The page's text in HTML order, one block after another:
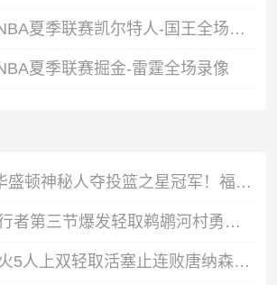
07月16日NBA夏季联赛凯尔特人-国王全场录像
夏季联赛掘金-雷霆全场录像
全明星：华盛顿神秘人夺投篮之星冠军！福德夺得三分大赛冠军！
🏀夏联-步行者第三节爆发轻取鹈鹕河村勇辉5+5+12斯劳森22分
🏀夏联-热火5人上双轻取活塞止连败唐纳森20+8+10奥科里27分